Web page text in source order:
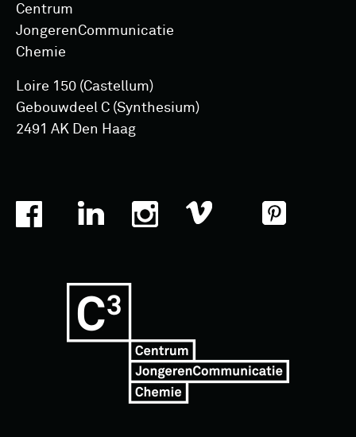
Centrum
Jongeren­Communicatie
Chemie
Loire 150 (Castellum)
Gebouwdeel C (Synthesium)
2491 AK Den Haag